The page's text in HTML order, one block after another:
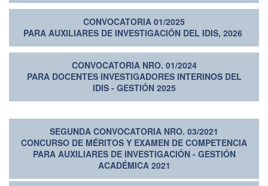
CONVOCATORIA 01/2025
PARA AUXILIARES DE INVESTIGACIÓN DEL IDIS, 2026
CONVOCATORIA NRO. 01/2024
PARA DOCENTES INVESTIGADORES INTERINOS DEL
IDIS - GESTIÓN 2025
SEGUNDA CONVOCATORIA NRO. 03/2021
CONCURSO DE MÉRITOS Y EXAMEN DE COMPETENCIA
PARA AUXILIARES DE INVESTIGACIÓN - GESTIÓN
ACADÉMICA 2021